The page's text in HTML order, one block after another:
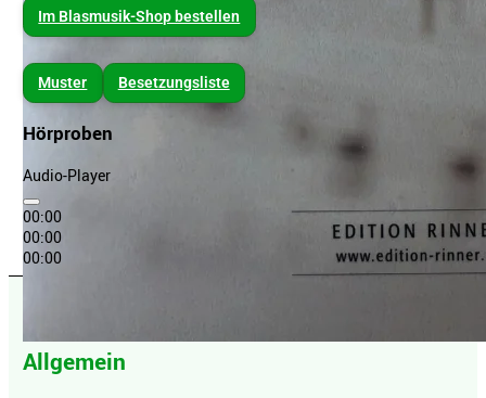
Im Blasmusik-Shop bestellen
Muster Besetzungsliste
Hörproben
Audio-Player
00:00
00:00
00:00
Allgemein